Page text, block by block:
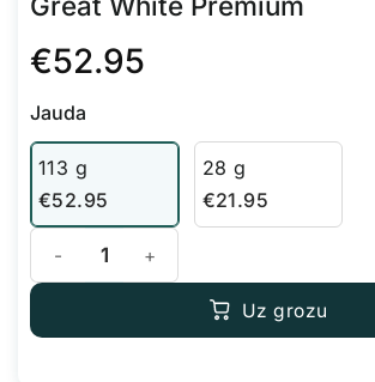
€52.95
Jauda
113 g
€52.95
28 g
€21.95
Great White Premium daudzums
Uz grozu